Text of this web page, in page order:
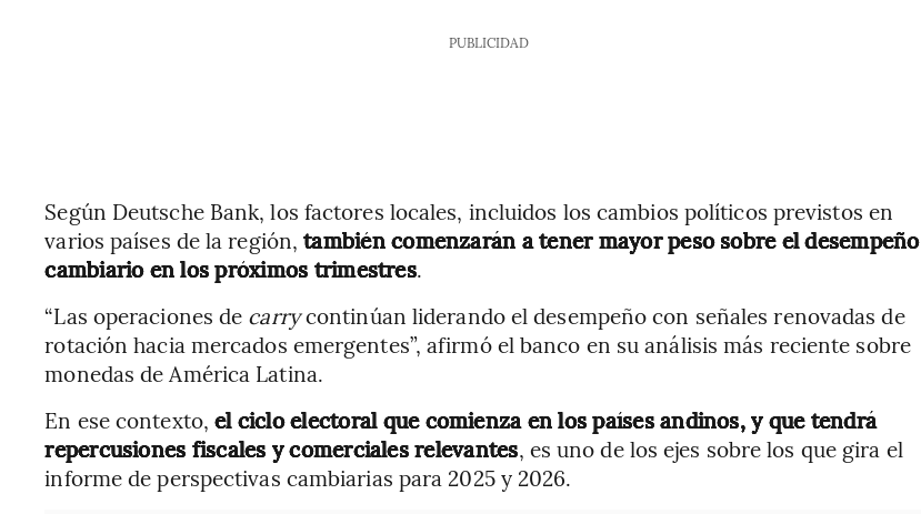
PUBLICIDAD
Según Deutsche Bank, los factores locales, incluidos los cambios políticos previstos en
varios países de la región,también comenzarán a tener mayor peso sobre el desempeño
cambiario en los próximos trimestres.
“Las operaciones de carrycontinúan liderando el desempeño con señales renovadas de
rotación hacia mercados emergentes”, afirmó el banco en su análisis más reciente sobre
monedas de América Latina.
En ese contexto,el ciclo electoral que comienza en los países andinos, y que tendrá
repercusiones fiscales y comerciales relevantes, es uno de los ejes sobre los que gira el
informe de perspectivas cambiarias para 2025 y 2026.